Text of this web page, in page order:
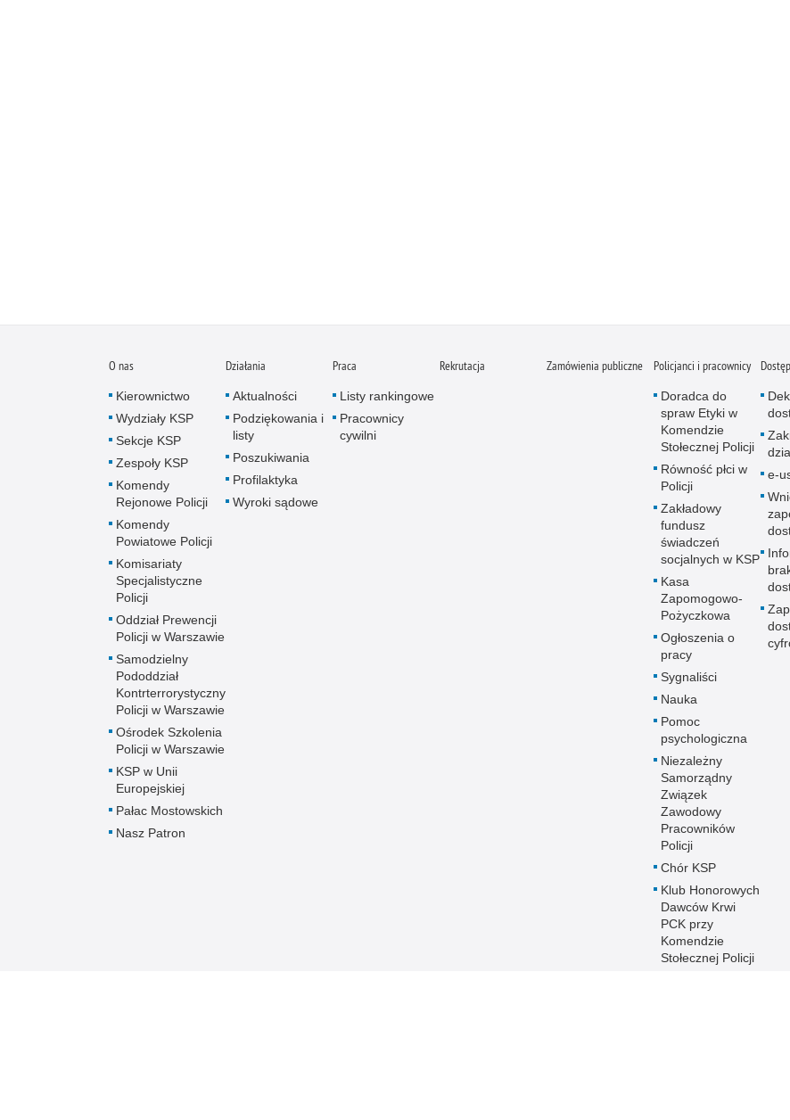
O nas
Kierownictwo
Wydziały KSP
Sekcje KSP
Zespoły KSP
Komendy
Rejonowe Policji
Komendy
Powiatowe Policji
Komisariaty
Specjalistyczne
Policji
Oddział Prewencji
Policji w Warszawie
Samodzielny
Pododdział
Kontrterrorystyczny
Policji w Warszawie
Ośrodek Szkolenia
Policji w Warszawie
KSP w Unii
Europejskiej
Pałac Mostowskich
Nasz Patron
Działania
Aktualności
Podziękowania i
listy
Poszukiwania
Profilaktyka
Wyroki sądowe
Praca
Listy rankingowe
Pracownicy
cywilni
Rekrutacja Zamówienia publiczne Policjanci i pracownicy
Doradca do
spraw Etyki w
Komendzie
Stołecznej Policji
Równość płci w
Policji
Zakładowy
fundusz
świadczeń
socjalnych w KSP
Kasa
Zapomogowo-
Pożyczkowa
Ogłoszenia o
pracy
Sygnaliści
Nauka
Pomoc
psychologiczna
Niezależny
Samorządny
Związek
Zawodowy
Pracowników
Policji
Chór KSP
Klub Honorowych
Dawców Krwi
PCK przy
Komendzie
Stołecznej Policji
e-